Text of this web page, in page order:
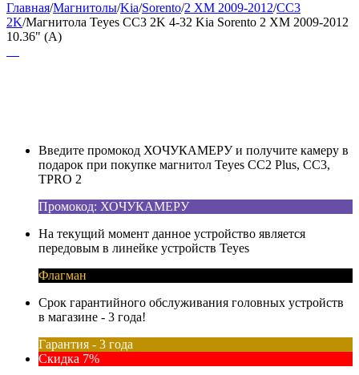
Главная/Магнитолы/Kia/Sorento/2 XM 2009-2012/CC3
2K/Магнитола Teyes CC3 2K 4-32 Kia Sorento 2 XM 2009-2012
10.36" (A)
Введите промокод ХОЧУКАМЕРУ и получите камеру в
подарок при покупке магнитол Teyes CC2 Plus, CC3,
TPRO 2
Промокод: ХОЧУКАМЕРУ
На текущий момент данное устройство является
передовым в линейке устройств Teyes
Флагман
Срок гарантийного обслуживания головных устройств
в магазине - 3 года!
Гарантия - 3 года
Скидка 7%